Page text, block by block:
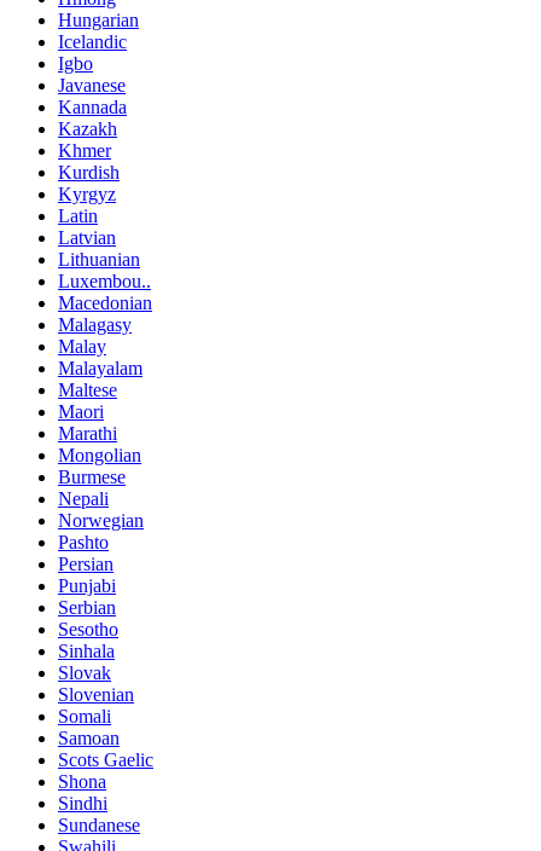
Hungarian
Icelandic
Igbo
Javanese
Kannada
Kazakh
Khmer
Kurdish
Kyrgyz
Latin
Latvian
Lithuanian
Luxembou..
Macedonian
Malagasy
Malay
Malayalam
Maltese
Maori
Marathi
Mongolian
Burmese
Nepali
Norwegian
Pashto
Persian
Punjabi
Serbian
Sesotho
Sinhala
Slovak
Slovenian
Somali
Samoan
Scots Gaelic
Shona
Sindhi
Sundanese
Swahili